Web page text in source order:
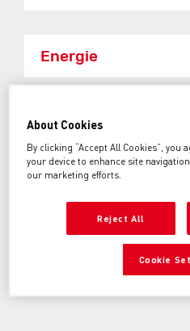
500€
Année entre:
Kilométrage entre:
About Cookies
By clicking “Accept All Cookies”,
your device to enhance site
our marketing efforts.
Reject All
Cookie